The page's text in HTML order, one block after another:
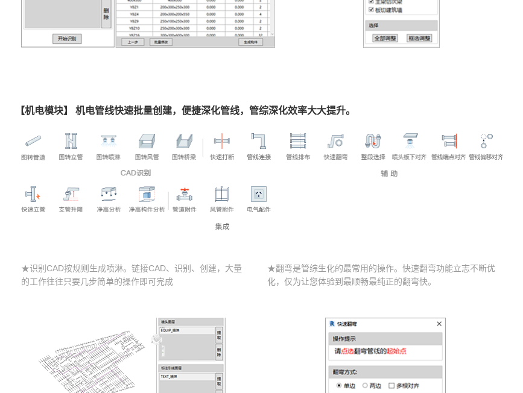
【机电模块】 机电管线快速批量创建，便捷深化管线，管综深化效率大大提升。
★识别CAD按规则生成喷淋。链接CAD、识别、创建，大量
的工作往往只要几步简单的操作即可完成
★翻弯是管综生化的最常用的操作。快速翻弯功能立志不断优
化，仅为让您体验到最顺畅最纯正的翻弯快。